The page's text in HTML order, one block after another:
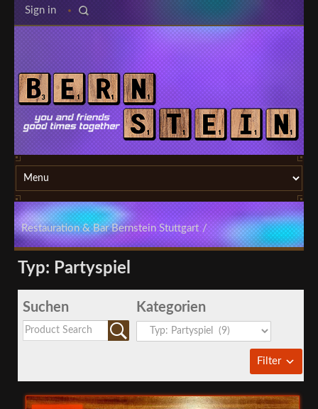
Sign in
Restauration & Bar Bernstein Stuttgart /
Typ: Partyspiel
Suchen Kategorien
Filter